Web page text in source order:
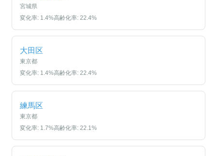
宮城県
変化率: 1.4%高齢化率: 22.4%
大田区
東京都
変化率: 1.4%高齢化率: 22.4%
練馬区
東京都
変化率: 1.7%高齢化率: 22.1%